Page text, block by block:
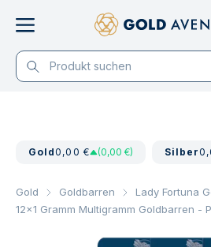
Gold0,00 € (0,00 €) Silber
Gold Goldbarren
Lady Fortuna
12x1 Gramm Multigramm Goldbarren -